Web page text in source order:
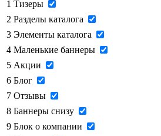
1 Тизеры
2 Разделы каталога
3 Элементы каталога
4 Маленькие баннеры
5 Акции
6 Блог
7 Отзывы
8 Баннеры снизу
9 Блок о компании